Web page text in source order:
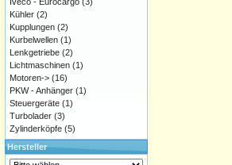
Kühler (2)
Kupplungen (2)
Kurbelwellen (1)
Lenkgetriebe (2)
Lichtmaschinen (1)
Motoren-> (16)
PKW - Anhänger (1)
Steuergeräte (1)
Turbolader (3)
Zylinderköpfe (5)
Hersteller